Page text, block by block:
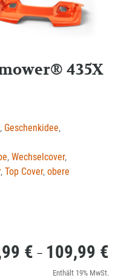
435X
, Geschenkidee,
, Wechselcover,
, Top Cover, obere
€ – 109,99 €
Enthält 19% MwSt.